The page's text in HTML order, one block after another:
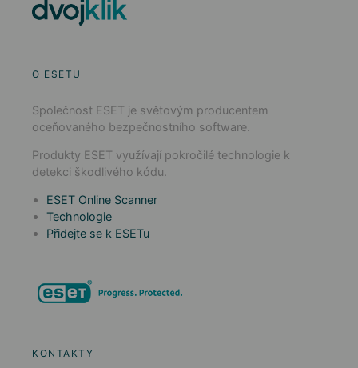
O ESETU
Společnost ESET je světovým producentem
oceňovaného bezpečnostního software.
Produkty ESET využívají pokročilé technologie k
detekci škodlivého kódu.
ESET Online Scanner
Technologie
Přidejte se k ESETu
KONTAKTY